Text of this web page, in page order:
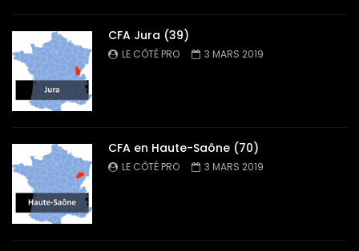
CFA Jura (39)
LE CÔTÉ PRO 3 MARS 2019
CFA en Haute-Saône (70)
LE CÔTÉ PRO 3 MARS 2019